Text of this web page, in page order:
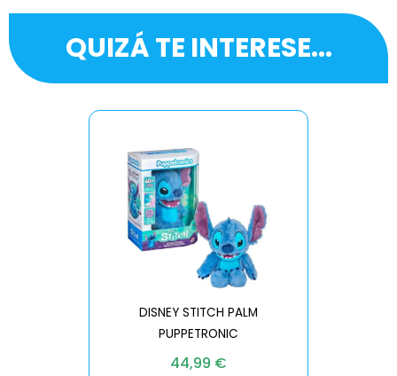
QUIZÁ TE INTERESE...
DISNEY STITCH PALM
PUPPETRONIC
44,99 €